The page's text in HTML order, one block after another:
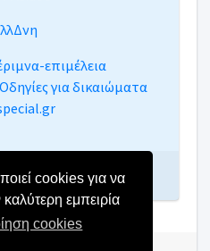
cookies για να
καλύτερη εμπειρία
cookies
επιμέλεια
για δικαιώματα